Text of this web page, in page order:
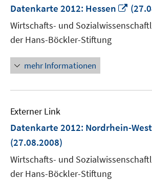
Datenkarte 2012: Hessen
In
Wirtschafts- und
der Hans-Böckler-Stiftung
mehr Informationen
Externer Link
Datenkarte 2012: Nordrhein-
(27.08.2008)
Wirtschafts- und
der Hans-Böckler-Stiftung